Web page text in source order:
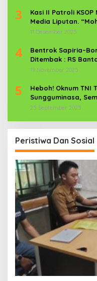
3
Kasi II Patroli
Media Liputan.
11 Desember 2025
4
Bentrok
Ditembak : RS
Aparat TNI-POLRI
19 November 2025
5
Heboh! Oknum TNI
Sungguminasa,
25 September 2025
Peristiwa Dan Sosial